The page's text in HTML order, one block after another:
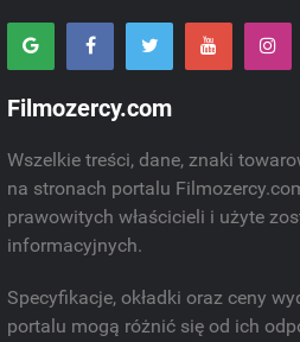
Filmozercy.com
Wszelkie treści, dane, znaki
na stronach portalu
prawowitych właścicieli i użyte
informacyjnych.
Specyfikacje, okładki oraz ceny
portalu mogą różnić się od ich